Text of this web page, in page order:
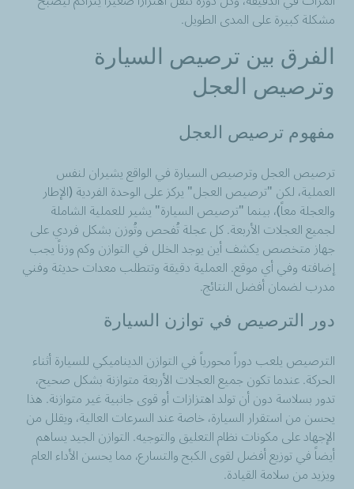
مشكلة كبيرة على المدى الطويل.
الفرق بين ترصيص السيارة
وترصيص العجل
مفهوم ترصيص العجل
ترصيص العجل وترصيص السيارة في الواقع يشيران لنفس
العملية، لكن "ترصيص العجل" يركز على الوحدة الفردية (الإطار
والعجلة معاً)، بينما "ترصيص السيارة" يشير للعملية الشاملة
لجميع العجلات الأربعة. كل عجلة تُفحص وتُوزن بشكل فردي على
جهاز متخصص يكشف أين يوجد الخلل في التوازن وكم وزناً يجب
إضافته وفي أي موقع. العملية دقيقة وتتطلب معدات حديثة وفني
مدرب لضمان أفضل النتائج.
دور الترصيص في توازن السيارة
الترصيص يلعب دوراً محورياً في التوازن الديناميكي للسيارة أثناء
الحركة. عندما تكون جميع العجلات الأربعة متوازنة بشكل صحيح،
تدور بسلاسة دون أن تولد اهتزازات أو قوى جانبية غير متوازنة. هذا
يحسن من استقرار السيارة، خاصة عند السرعات العالية، ويقلل من
الإجهاد على مكونات نظام التعليق والتوجيه. التوازن الجيد يساهم
أيضاً في توزيع أفضل لقوى الكبح والتسارع، مما يحسن الأداء العام
ويزيد من سلامة القيادة.